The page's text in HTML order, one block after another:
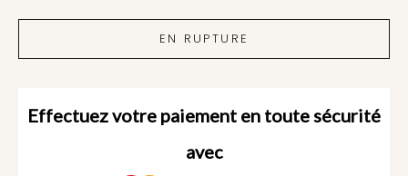
EN RUPTURE
Effectuez votre paiement en toute sécurité
avec